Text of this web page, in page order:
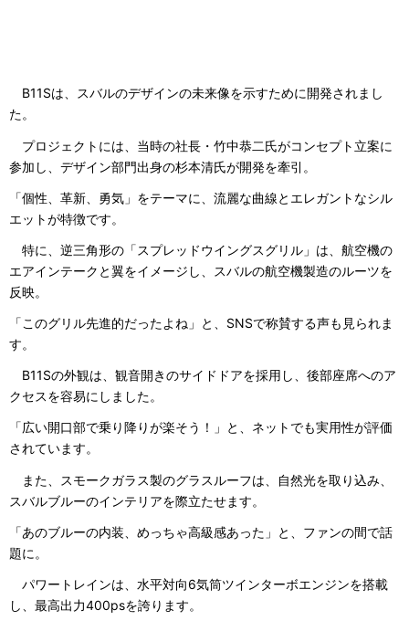
B11Sは、スバルのデザインの未来像を示すために開発されまし
た。
プロジェクトには、当時の社長・竹中恭二氏がコンセプト立案に
参加し、デザイン部門出身の杉本清氏が開発を牽引。
「個性、革新、勇気」をテーマに、流麗な曲線とエレガントなシル
エットが特徴です。
特に、逆三角形の「スプレッドウイングスグリル」は、航空機の
エアインテークと翼をイメージし、スバルの航空機製造のルーツを
反映。
「このグリル先進的だったよね」と、SNSで称賛する声も見られま
す。
B11Sの外観は、観音開きのサイドドアを採用し、後部座席へのア
クセスを容易にしました。
「広い開口部で乗り降りが楽そう！」と、ネットでも実用性が評価
されています。
また、スモークガラス製のグラスルーフは、自然光を取り込み、
スバルブルーのインテリアを際立たせます。
「あのブルーの内装、めっちゃ高級感あった」と、ファンの間で話
題に。
パワートレインは、水平対向6気筒ツインターボエンジンを搭載
し、最高出力400psを誇ります。